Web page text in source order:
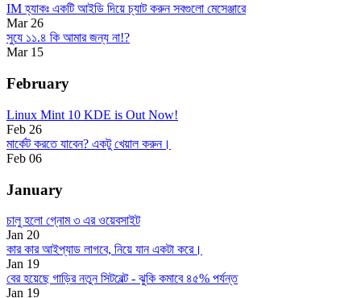
IM হ্যাকঃ একটি আইডি দিয়ে চ্যাট করুন সবগুলো মেসেঞ্জারে
Mar 26
সুযে ১১.৪ কি আমার জন্য না!?
Mar 15
February
Linux Mint 10 KDE is Out Now!
Feb 26
মার্কেট করতে যাবেন? একটু খেয়াল করুন।
Feb 06
January
চালু হলো গ্নোম ৩ এর ওয়েবসাইট
Jan 20
কার কার আইপ্যাড লাগবে, নিয়ে যান একটা করে।
Jan 19
বের হয়েছে গাড়ির নতুন সিটবেল্ট - ঝুকি কমাবে ৪৫% পর্যন্ত
Jan 19